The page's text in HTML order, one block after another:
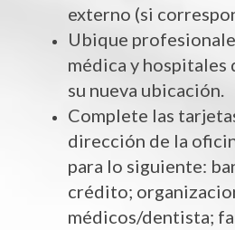
externo (si
Ubique
médica y hospitales
su nueva ubicación.
Complete las
dirección de la
para lo siguiente:
crédito;
médicos/dentista;